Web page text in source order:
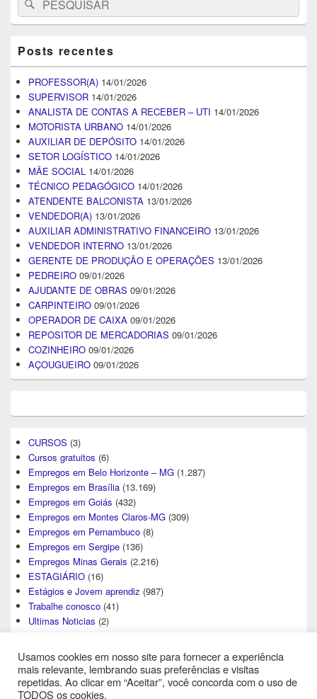
for:
Posts recentes
PROFESSOR(A) 14/01/2026
SUPERVISOR 14/01/2026
ANALISTA DE CONTAS A RECEBER – UTI 14/01/2026
MOTORISTA URBANO 14/01/2026
AUXILIAR DE DEPÓSITO 14/01/2026
SETOR LOGÍSTICO 14/01/2026
MÃE SOCIAL 14/01/2026
TÉCNICO PEDAGÓGICO 14/01/2026
ATENDENTE BALCONISTA 13/01/2026
VENDEDOR(A) 13/01/2026
AUXILIAR ADMINISTRATIVO FINANCEIRO 13/01/2026
VENDEDOR INTERNO 13/01/2026
GERENTE DE PRODUÇÃO E OPERAÇÕES 13/01/2026
PEDREIRO 09/01/2026
AJUDANTE DE OBRAS 09/01/2026
CARPINTEIRO 09/01/2026
OPERADOR DE CAIXA 09/01/2026
REPOSITOR DE MERCADORIAS 09/01/2026
COZINHEIRO 09/01/2026
AÇOUGUEIRO 09/01/2026
CURSOS (3)
Cursos gratuitos (6)
Empregos em Belo Horizonte – MG (1.287)
Empregos em Brasília (13.169)
Empregos em Goiás (432)
Empregos em Montes Claros-MG (309)
Empregos em Pernambuco (8)
Empregos em Sergipe (136)
Empregos Minas Gerais (2.216)
ESTAGIÁRIO (16)
Estágios e Jovem aprendiz (987)
Trabalhe conosco (41)
Ultimas Noticias (2)
Usamos cookies em nosso site para fornecer a experiência
mais relevante, lembrando suas preferências e visitas
repetidas. Ao clicar em “Aceitar”, você concorda com o uso de
TODOS os cookies.